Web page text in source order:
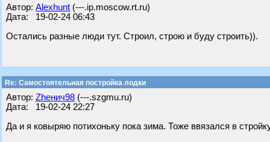
Автор: Alexhunt (---.ip.moscow.rt.ru)
Дата: 19-02-24 06:43
Остались разные люди тут. Строил, строю и буду строить)).
Re: Самостоятельная постройка лодки
Автор: Zhенич98 (---.szgmu.ru)
Дата: 19-02-24 22:27
Да и я ковыряю потихоньку пока зима. Тоже ввязался в